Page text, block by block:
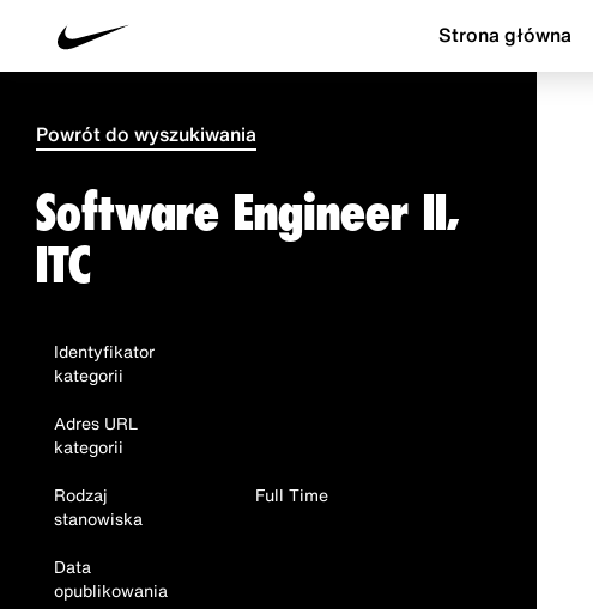
Strona główna
Powrót do wyszukiwania
Software Engineer II,
ITC
Identyfikator
kategorii
Adres URL
kategorii
Rodzaj
stanowiska
Full Time
Data
opublikowania